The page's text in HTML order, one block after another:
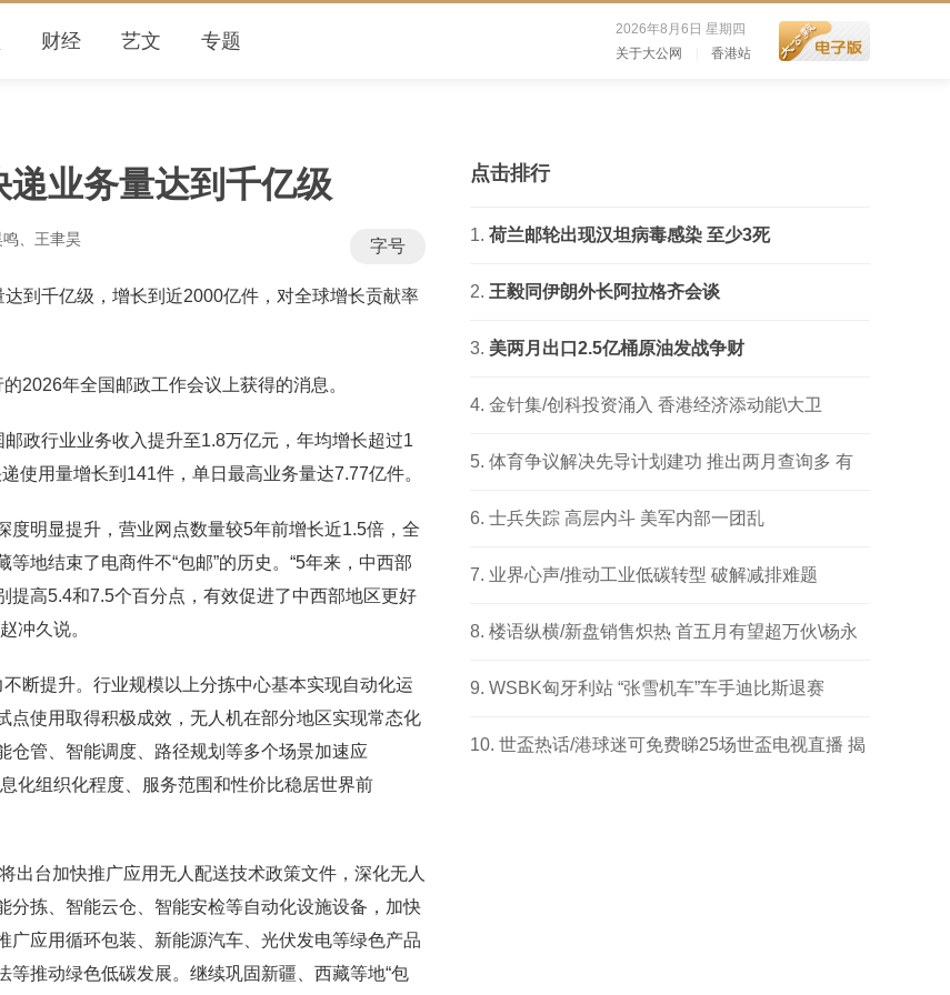
2026年8月6日 星期四
关于大公网
香港站
财经 艺文 专题
业务量达到千亿级
、王聿昊 字号
到千亿级，增长到近2000亿件，对全球增长贡献率
年全国邮政工作会议上获得的消息。
政行业业务收入提升至1.8万亿元，年均增长超过1
使用量增长到141件，单日最高业务量达7.77亿件。
明显提升，营业网点数量较5年前增长近1.5倍，全
地结束了电商件不“包邮”的历史。“5年来，中西部
提高5.4和7.5个百分点，有效促进了中西部地区更好
冲久说。
提升。行业规模以上分拣中心基本实现自动化运
点使用取得积极成效，无人机在部分地区实现常态化
仓管、智能调度、路径规划等多个场景加速应
化组织化程度、服务范围和性价比稳居世界前
台加快推广应用无人配送技术政策文件，深化无人
分拣、智能云仓、智能安检等自动化设施设备，加快
广应用循环包装、新能源汽车、光伏发电等绿色产品
推动绿色低碳发展。继续巩固新疆、西藏等地“包
点击排行
荷兰邮轮出现汉坦病毒感染 至少3死
王毅同伊朗外长阿拉格齐会谈
美两月出口2.5亿桶原油发战争财
金针集/创科投资涌入 香港经济添动能\大卫
体育争议解决先导计划建功 推出两月查询多 有
成功个案
士兵失踪 高层内斗 美军内部一团乱
业界心声/推动工业低碳转型 破解减排难题
楼语纵横/新盘销售炽热 首五月有望超万伙\杨永
健 WSBK匈牙利站 “张雪机车”车手迪比斯退赛
世盃热话/港球迷可免费睇25场世盃电视直播 揭